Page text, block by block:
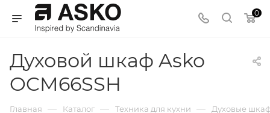
0
Духовой шкаф Asko
OCM66SSH
Главная — Каталог — Техника для кухни — Духовые